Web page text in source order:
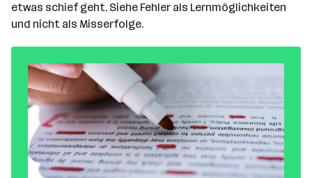
etwas schief geht. Siehe Fehler als Lernmöglichkeiten
und nicht als Misserfolge.